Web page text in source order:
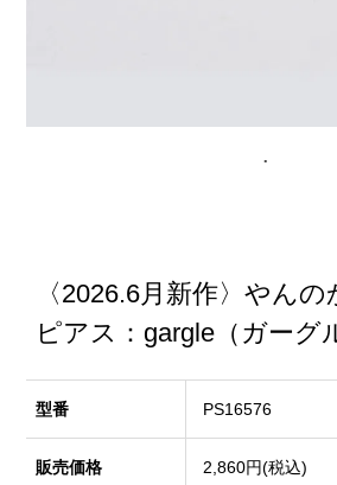
〈2026.6月新作〉やん
ピアス：gargle（ガーグ
型番 PS16576
販売価格 2,860円(税込)